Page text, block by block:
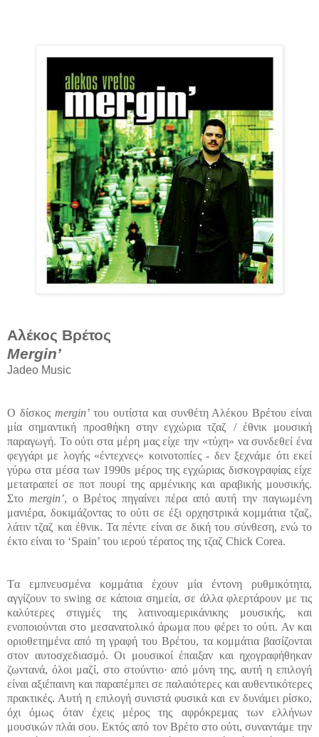
Αλέκος Βρέτος
Mergin’
Jadeo Music
Ο δίσκος mergin’ του ουτίστα και συνθέτη Αλέκου Βρέτου είναι
μία σημαντική προσθήκη στην εγχώρια τζαζ / έθνικ μουσική
παραγωγή. Το ούτι στα μέρη μας είχε την «τύχη» να συνδεθεί ένα
φεγγάρι με λογής «έντεχνες» κοινοτοπίες - δεν ξεχνάμε ότι εκεί
γύρω στα μέσα των 1990s μέρος της εγχώριας δισκογραφίας είχε
μετατραπεί σε ποτ πουρί της αρμένικης και αραβικής μουσικής.
Στο mergin’, ο Βρέτος πηγαίνει πέρα από αυτή την παγιωμένη
μανιέρα, δοκιμάζοντας το ούτι σε έξι ορχηστρικά κομμάτια τζαζ,
λάτιν τζαζ και έθνικ. Τα πέντε είναι σε δική του σύνθεση, ενώ το
έκτο είναι το ‘Spain’ του ιερού τέρατος της τζαζ Chick Corea.
Τα εμπνευσμένα κομμάτια έχουν μία έντονη ρυθμικότητα,
αγγίζουν το swing σε κάποια σημεία, σε άλλα φλερτάρουν με τις
καλύτερες στιγμές της λατινοαμερικάνικης μουσικής, και
ενοποιούνται στο μεσανατολικό άρωμα που φέρει το ούτι. Αν και
οριοθετημένα από τη γραφή του Βρέτου, τα κομμάτια βασίζονται
στον αυτοσχεδιασμό. Οι μουσικοί έπαιξαν και ηχογραφήθηκαν
ζωντανά, όλοι μαζί, στο στούντιο· από μόνη της, αυτή η επιλογή
είναι αξιέπαινη και παραπέμπει σε παλαιότερες και αυθεντικότερες
πρακτικές. Αυτή η επιλογή συνιστά φυσικά και εν δυνάμει ρίσκο,
όχι όμως όταν έχεις μέρος της αφρόκρεμας των ελλήνων
μουσικών πλάι σου. Εκτός από τον Βρέτο στο ούτι, συναντάμε την